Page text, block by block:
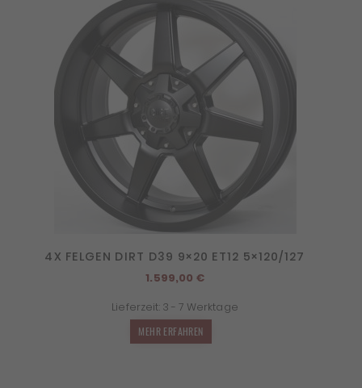
4X FELGEN DIRT D39 9×20 ET12 5×120/127
1.599,00 €
Lieferzeit: 3 - 7 Werktage
MEHR ERFAHREN